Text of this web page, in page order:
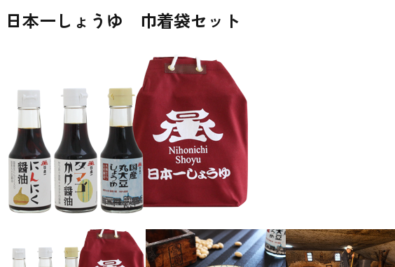
日本一しょうゆ 巾着袋セット